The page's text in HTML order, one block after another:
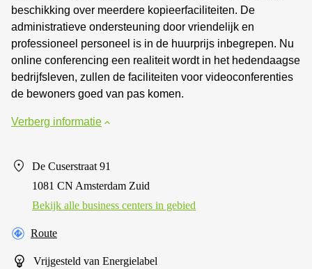
beschikking over meerdere kopieerfaciliteiten. De
administratieve ondersteuning door vriendelijk en
professioneel personeel is in de huurprijs inbegrepen. Nu
online conferencing een realiteit wordt in het hedendaagse
bedrijfsleven, zullen de faciliteiten voor videoconferenties
de bewoners goed van pas komen.
Verberg informatie
De Cuserstraat 91
1081 CN Amsterdam Zuid
Bekijk alle business centers in gebied
Route
Vrijgesteld van Energielabel